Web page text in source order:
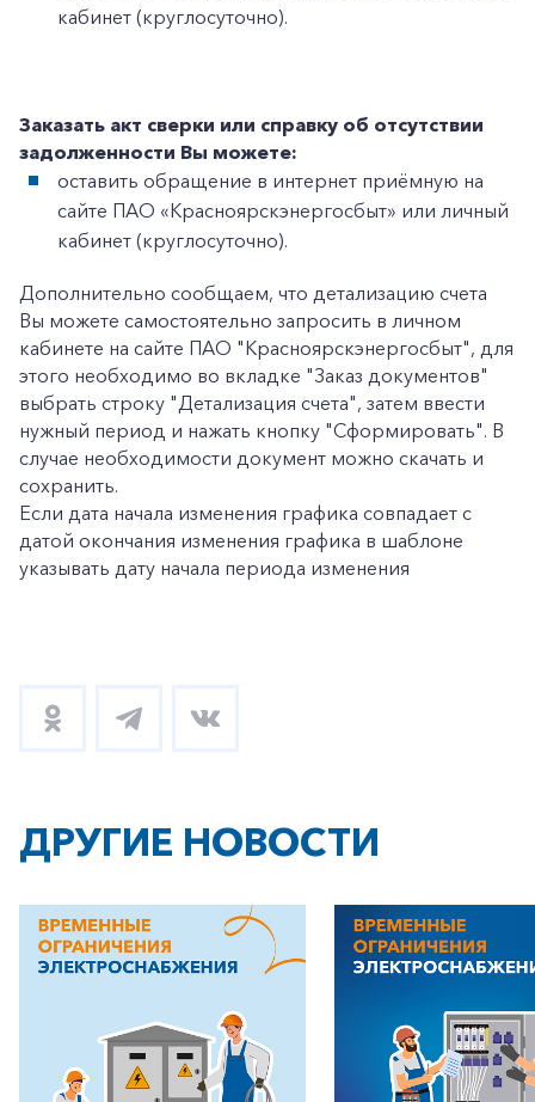
+7-800-700-24-57
Заказать обратный звонок
Частным клиентам
Корпоративным клиентам
кабинет (круглосуточно).
Заказать акт сверки или справку об отсутствии
задолженности Вы можете:
оставить обращение в интернет приёмную на
сайте ПАО «Красноярскэнергосбыт» или личный
кабинет (круглосуточно).
Дополнительно сообщаем, что детализацию счета
Вы можете самостоятельно запросить в личном
кабинете на сайте ПАО "Красноярскэнергосбыт", для
этого необходимо во вкладке "Заказ документов"
выбрать строку "Детализация счета", затем ввести
нужный период и нажать кнопку "Сформировать". В
случае необходимости документ можно скачать и
сохранить.
Если дата начала изменения графика совпадает с
датой окончания изменения графика в шаблоне
указывать дату начала периода изменения
ДРУГИЕ НОВОСТИ